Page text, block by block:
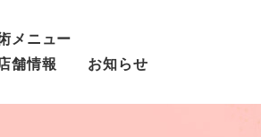
メニュー
舗情報 お知らせ